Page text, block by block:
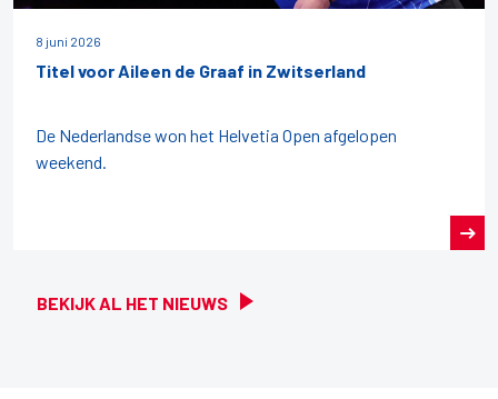
BEKIJK AL HET NIEUWS
8 juni 2026
Titel voor Aileen de Graaf in Zwitserland
De Nederlandse won het Helvetia Open afgelopen
weekend.